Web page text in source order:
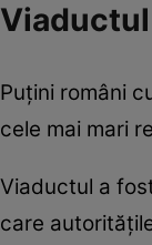
Puțini români
cele mai mari
Viaductul a
care